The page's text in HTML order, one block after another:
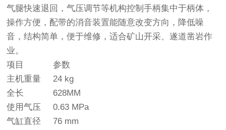
气腿快速退回，气压调节等机构控制手柄集中于柄体，
操作方便，配带的消音装置能随意改变方向，降低噪
音，结构简单，便于维修，适合矿山开采、遂道凿岩作
业。
项目
参数
主机重量
24 kg
全长
628MM
使用气压
0.63 MPa
气缸直径
76 mm